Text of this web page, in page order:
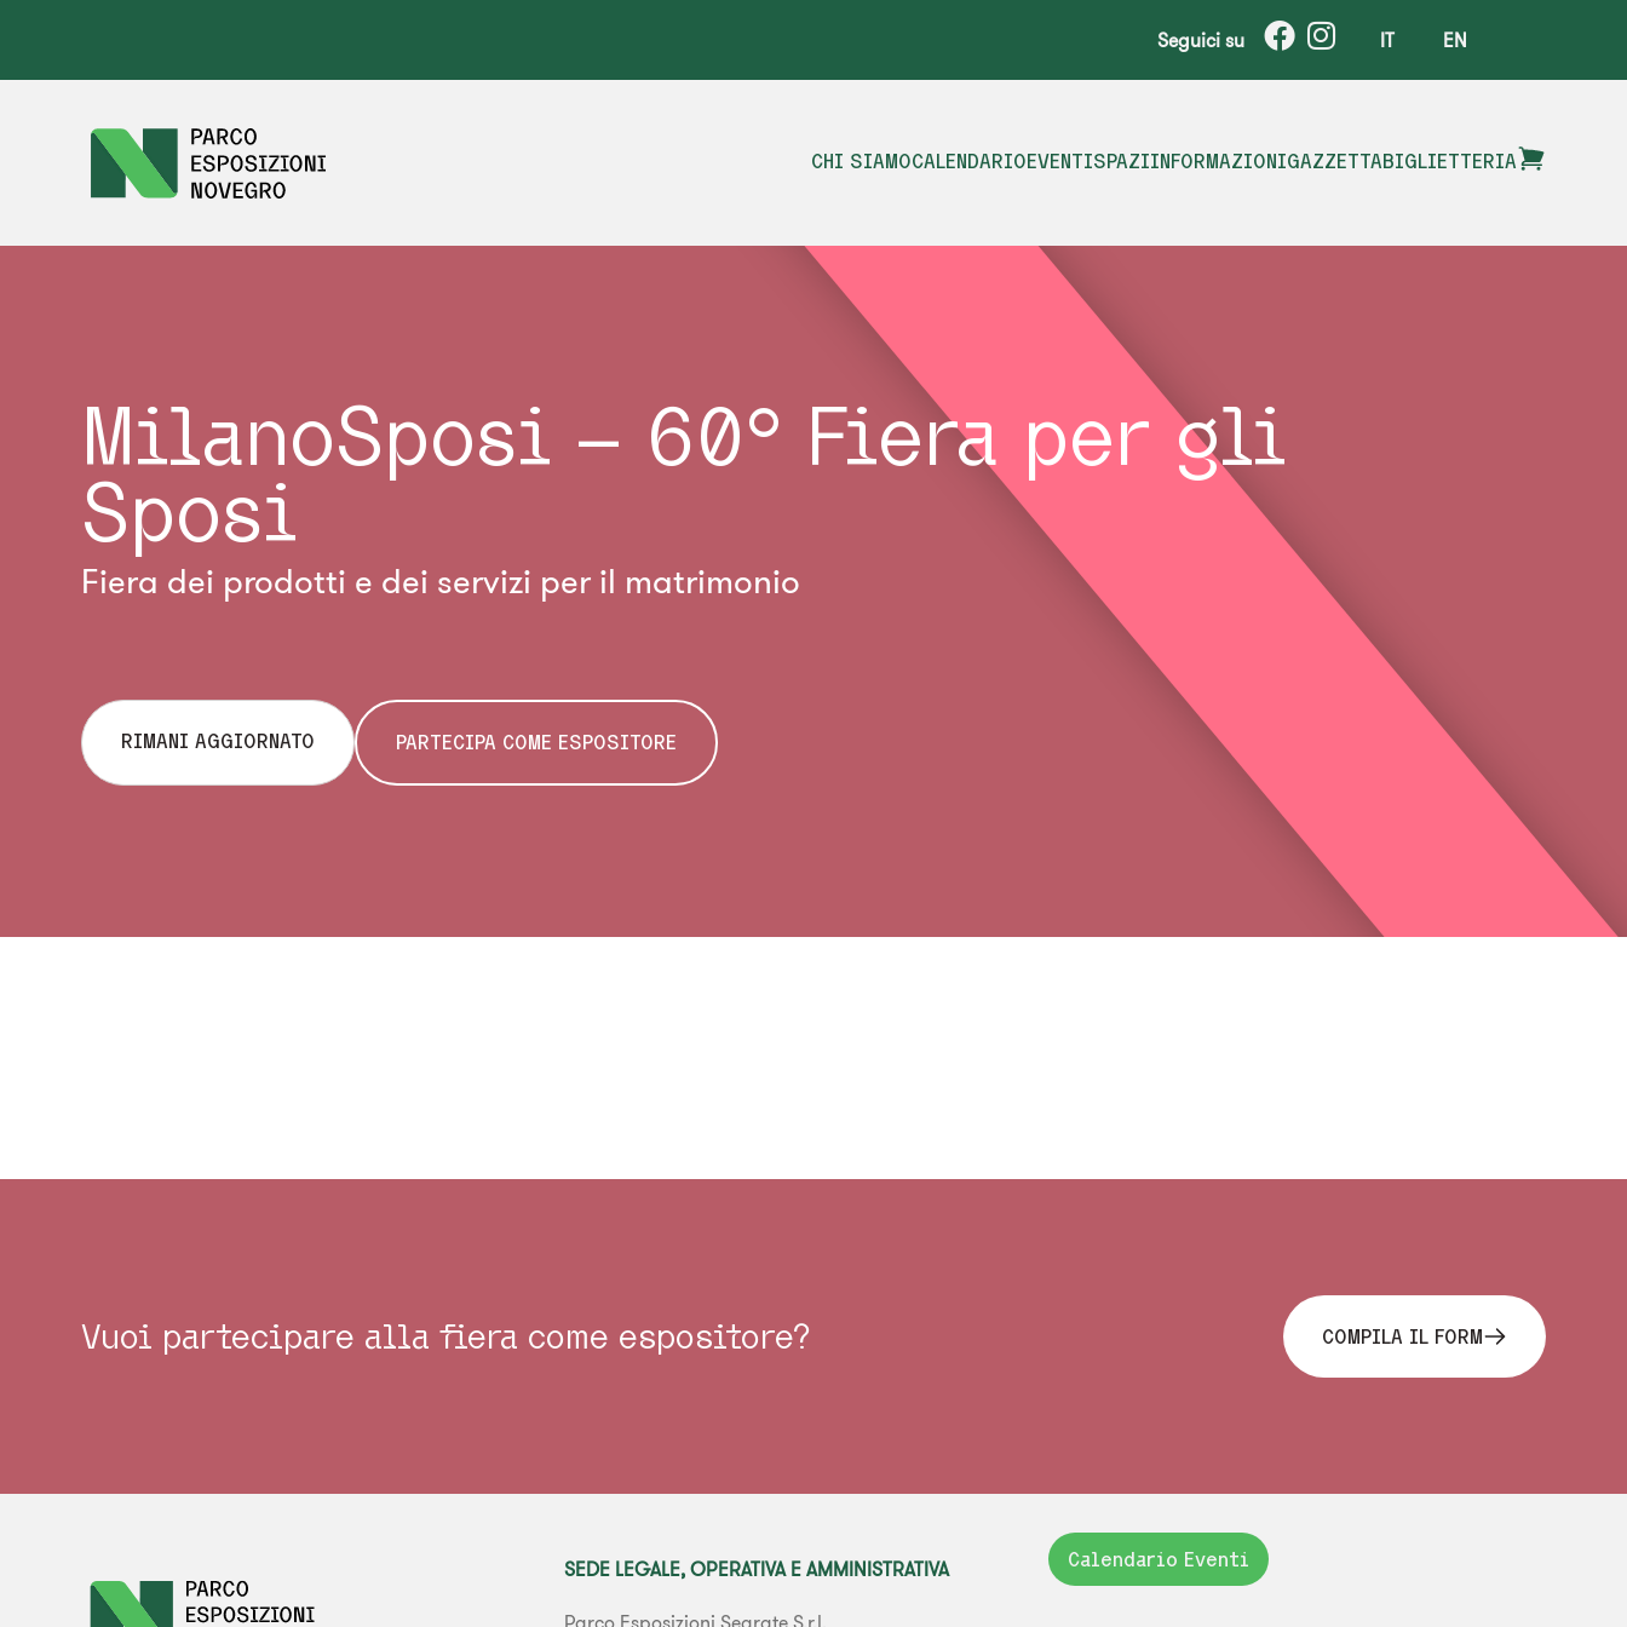
Seguici su IT EN
CHI SIAMOCALENDARIOEVENTISPAZIINFORMAZIONIGAZZETTABIGLIETTERIA
MilanoSposi – 60° Fiera per gli
Sposi
Fiera dei prodotti e dei servizi per il matrimonio
RIMANI AGGIORNATO PARTECIPA COME ESPOSITORE
Vuoi partecipare alla fiera come espositore? COMPILA IL FORM
SEDE LEGALE, OPERATIVA E AMMINISTRATIVA Calendario Eventi